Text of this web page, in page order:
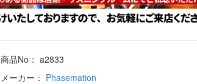
商品No： a2833
メーカー： Phasemation